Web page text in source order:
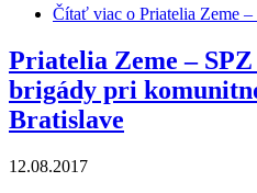
Čítať viac o Priatelia Zeme
Priatelia Zeme –
brigády pri
Bratislave
12.08.2017